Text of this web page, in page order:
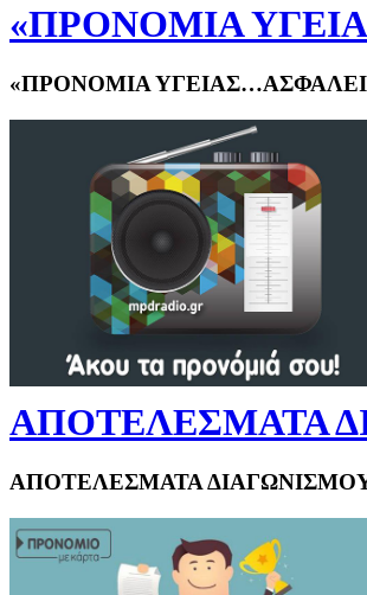
«ΠΡΟΝΟΜΙΑ
«ΠΡΟΝΟΜΙΑ
ΑΠΟΤΕΛΕΣΜΑΤΑ
ΑΠΟΤΕΛΕΣΜΑΤΑ